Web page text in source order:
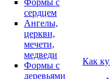
Формы с
сердцем
Ангелы,
церкви,
мечети,
медведи
Формы с
деревьями
Как